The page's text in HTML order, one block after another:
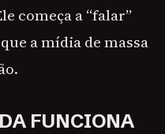
começa a “falar”
a mídia de massa
FUNCIONA